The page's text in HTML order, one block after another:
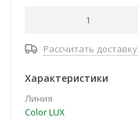
Рассчитать доставку
Характеристики
Линия
Color LUX